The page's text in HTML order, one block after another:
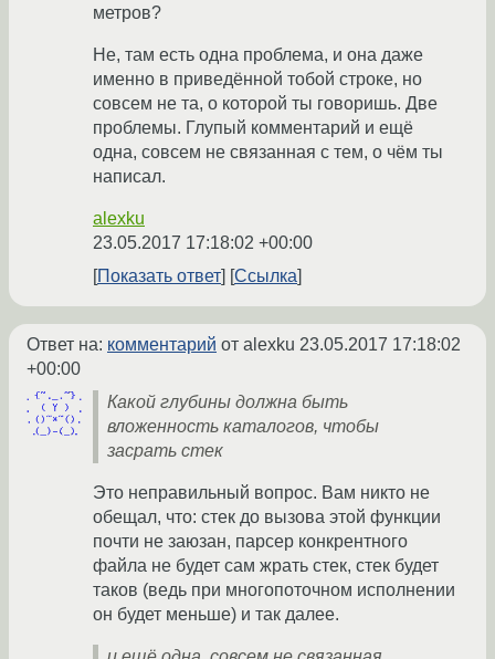
метров?
Не, там есть одна проблема, и она даже
именно в приведённой тобой строке, но
совсем не та, о которой ты говоришь. Две
проблемы. Глупый комментарий и ещё
одна, совсем не связанная с тем, о чём ты
написал.
alexku
23.05.2017 17:18:02 +00:00
Показать ответ
Ссылка
Ответ на: комментарий от alexku 23.05.2017 17:18:02
+00:00
Какой глубины должна быть
вложенность каталогов, чтобы
засрать стек
Это неправильный вопрос. Вам никто не
обещал, что: стек до вызова этой функции
почти не заюзан, парсер конкрентного
файла не будет сам жрать стек, стек будет
таков (ведь при многопоточном исполнении
он будет меньше) и так далее.